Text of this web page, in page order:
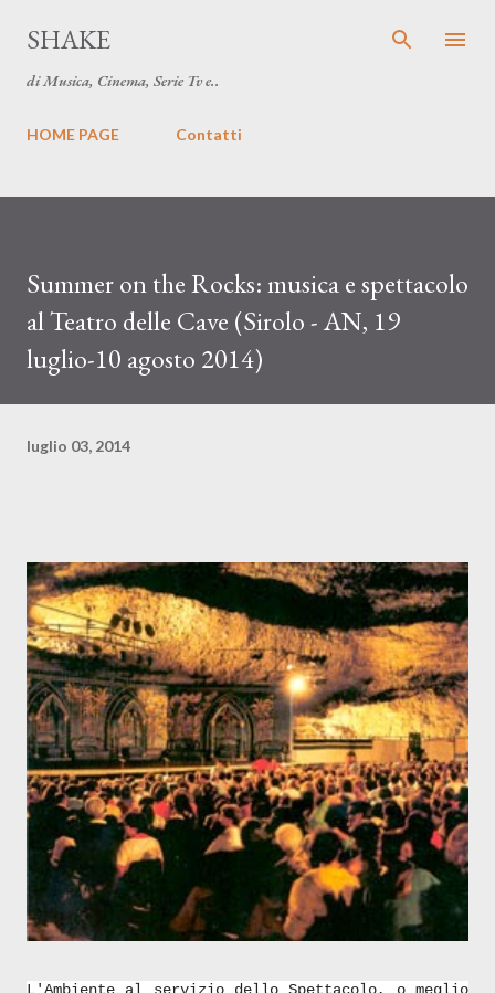
SHAKE
di Musica, Cinema, Serie Tv e..
HOME PAGE Contatti
Summer on the Rocks: musica e spettacolo
al Teatro delle Cave (Sirolo - AN, 19
luglio-10 agosto 2014)
luglio 03, 2014
L'Ambiente al servizio dello Spettacolo, o meglio